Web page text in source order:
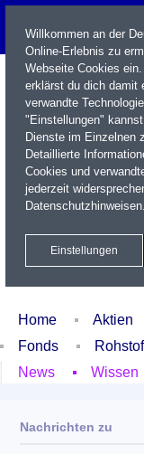
Name / WKN / ISIN /
Xetra Realtime
Home Aktien
Fonds
News
Wissen
Nachrichten zu
Willkommen an der
Online-Erlebnis zu
Webseite Cookies
erklärst du dich damit
verwandte
"Einstellungen"
Dienste im Einzelnen
Detaillierte
Cookies und
jederzeit
Datenschutzhinweisen.
Einstellungen